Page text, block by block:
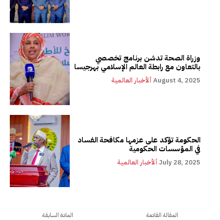
وزراة الصحة تدشن برنامج تخصصي
بالتعاون مع رابطة العالم الإسلامي بهرجيسا
ألأخبار العالمية August 4, 2025
الحكومة تؤكد على عزمها مكافحة الفساد
في المؤسسات الحكومية
ألأخبار العالمية July 28, 2025
المادة السابقة المقالة القادمة